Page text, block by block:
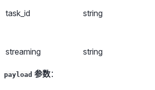
task_id string
streaming string
payload 参数：